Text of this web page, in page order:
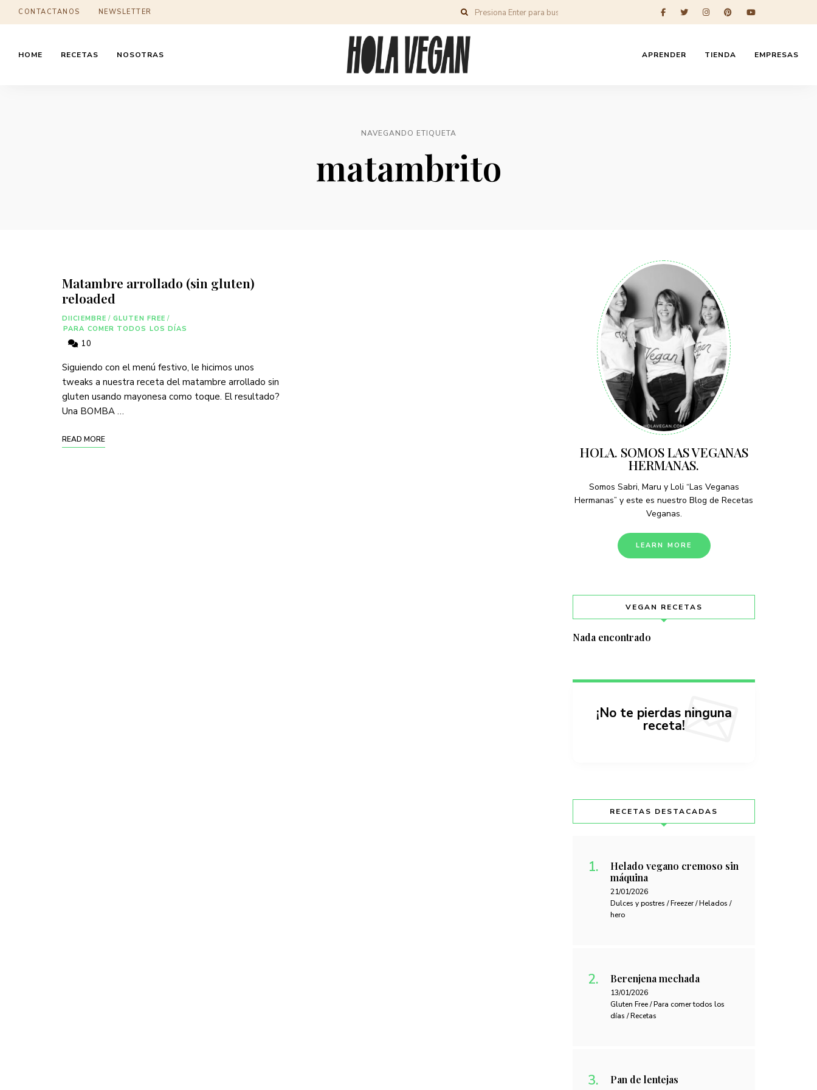
CONTACTANOS NEWSLETTER
HOME RECETAS NOSOTRAS APRENDER TIENDA EMPRESAS
NAVEGANDO ETIQUETA
matambrito
Matambre arrollado (sin gluten)
reloaded
DIICIEMBRE / GLUTEN FREE /
PARA COMER TODOS LOS DÍAS
10
Siguiendo con el menú festivo, le hicimos unos
tweaks a nuestra receta del matambre arrollado sin
gluten usando mayonesa como toque. El resultado?
Una BOMBA …
READ MORE
HOLA. SOMOS LAS VEGANAS
HERMANAS.
Somos Sabri, Maru y Loli “Las Veganas
Hermanas” y este es nuestro Blog de Recetas
Veganas.
LEARN MORE
VEGAN RECETAS
Nada encontrado
¡No te pierdas ninguna
receta!
RECETAS DESTACADAS
Helado vegano cremoso sin
máquina
21/01/2026
Dulces y postres / Freezer / Helados /
hero
Berenjena mechada
13/01/2026
Gluten Free / Para comer todos los
días / Recetas
Pan de lentejas